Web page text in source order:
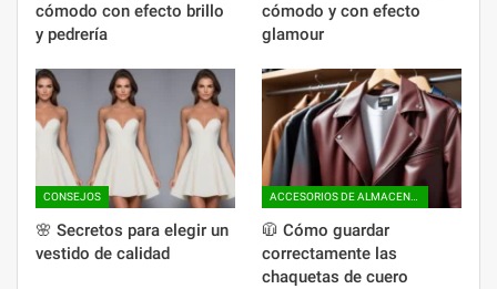
cómodo con efecto brillo
y pedrería
cómodo y con efecto
glamour
CONSEJOS
🌸 Secretos para elegir un
vestido de calidad
🧥 Cómo guardar
correctamente las
chaquetas de cuero